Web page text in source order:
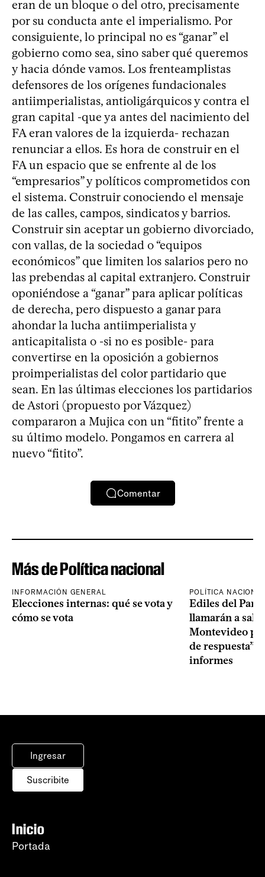
eran de un bloque o del otro, precisamente
por su conducta ante el imperialismo. Por
consiguiente, lo principal no es “ganar” el
gobierno como sea, sino saber qué queremos
y hacia dónde vamos. Los frenteamplistas
defensores de los orígenes fundacionales
antiimperialistas, antioligárquicos y contra el
gran capital -que ya antes del nacimiento del
FA eran valores de la izquierda- rechazan
renunciar a ellos. Es hora de construir en el
FA un espacio que se enfrente al de los
“empresarios” y políticos comprometidos con
el sistema. Construir conociendo el mensaje
de las calles, campos, sindicatos y barrios.
Construir sin aceptar un gobierno divorciado,
con vallas, de la sociedad o “equipos
económicos” que limiten los salarios pero no
las prebendas al capital extranjero. Construir
oponiéndose a “ganar” para aplicar políticas
de derecha, pero dispuesto a ganar para
ahondar la lucha antiimperialista y
anticapitalista o -si no es posible- para
convertirse en la oposición a gobiernos
proimperialistas del color partidario que
sean. En las últimas elecciones los partidarios
de Astori (propuesto por Vázquez)
compararon a Mujica con un “fitito” frente a
su último modelo. Pongamos en carrera al
nuevo “fitito”.
Comentar
Más de Política nacional
INFORMACIÓN GENERAL
Elecciones internas: qué se vota y
cómo se vota
POLÍTICA
Ediles del
llamarán a sala
Montevideo
de respuesta”
informes
Ingresar
Suscribite
Inicio
Portada